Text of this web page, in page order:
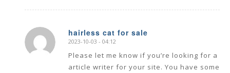
hairless cat for sale
says:
2023-10-03 - 04:12
Please let me know if you’re looking for a
article writer for your site. You have some